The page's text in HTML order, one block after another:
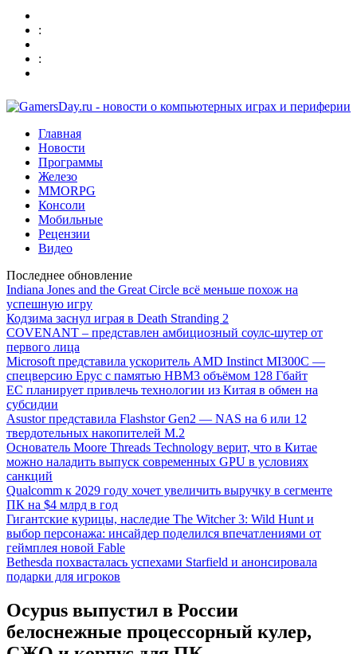
:
:
Главная
Новости
Программы
Железо
MMORPG
Консоли
Мобильные
Рецензии
Видео
Последнее обновление
Indiana Jones and the Great Circle всё меньше похож на
успешную игру
Кодзима заснул играя в Death Stranding 2
COVENANT – представлен амбициозный соулс-шутер от
первого лица
Microsoft представила ускоритель AMD Instinct MI300C —
спецверсию Epyc с памятью HBM3 объёмом 128 Гбайт
ЕС планирует привлечь технологии из Китая в обмен на
субсидии
Asustor представила Flashstor Gen2 — NAS на 6 или 12
твердотельных накопителей M.2
Основатель Moore Threads Technology верит, что в Китае
можно наладить выпуск современных GPU в условиях
санкций
Qualcomm к 2029 году хочет увеличить выручку в сегменте
ПК на $4 млрд в год
Гигантские курицы, наследие The Witcher 3: Wild Hunt и
выбор персонажа: инсайдер поделился впечатлениями от
геймплея новой Fable
Bethesda похвасталась успехами Starfield и анонсировала
подарки для игроков
Ocypus выпустил в России
белоснежные процессорный кулер,